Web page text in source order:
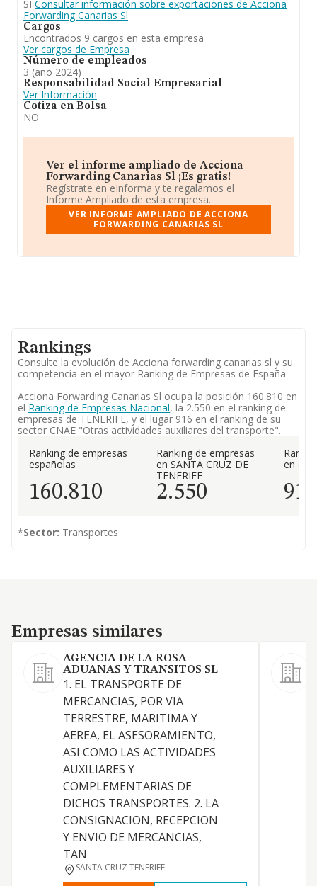
En cuanto al ranking nacional, la empresa ha ganado
posiciones.
SI Consultar información sobre exportaciones de Acciona
Forwarding Canarias Sl
Cargos
Encontrados 9 cargos en esta empresa
Ver cargos de Empresa
Número de empleados
3 (año 2024)
Responsabilidad Social Empresarial
Ver Información
Cotiza en Bolsa
NO
Ver el informe ampliado de Acciona
Forwarding Canarias Sl ¡Es gratis!
Regístrate en eInforma y te regalamos el
Informe Ampliado de esta empresa.
VER INFORME AMPLIADO DE ACCIONA
FORWARDING CANARIAS SL
Rankings
Consulte la evolución de Acciona forwarding canarias sl y su
competencia en el mayor Ranking de Empresas de España
Acciona Forwarding Canarias Sl ocupa la posición 160.810 en
el Ranking de Empresas Nacional, la 2.550 en el ranking de
empresas de TENERIFE, y el lugar 916 en el ranking de su
sector CNAE "Otras actividades auxiliares del transporte".
Ranking de empresas
españolas
160.810
Ranking de empresas
en SANTA CRUZ DE
TENERIFE
2.550
en el
916
*Sector: Transportes
Empresas similares
Empresas similares
AGENCIA DE LA ROSA
ADUANAS Y TRANSITOS SL
1. EL TRANSPORTE DE
MERCANCIAS, POR VIA
TERRESTRE, MARITIMA Y
AEREA, EL ASESORAMIENTO,
ASI COMO LAS ACTIVIDADES
AUXILIARES Y
COMPLEMENTARIAS DE
DICHOS TRANSPORTES. 2. LA
CONSIGNACION, RECEPCION
Y ENVIO DE MERCANCIAS,
TAN
SANTA CRUZ TENERIFE